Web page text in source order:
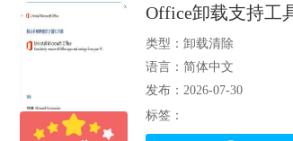
Office卸载支持工
类型：卸载清除
语言：简体中文
发布：2026-07-30
标签：